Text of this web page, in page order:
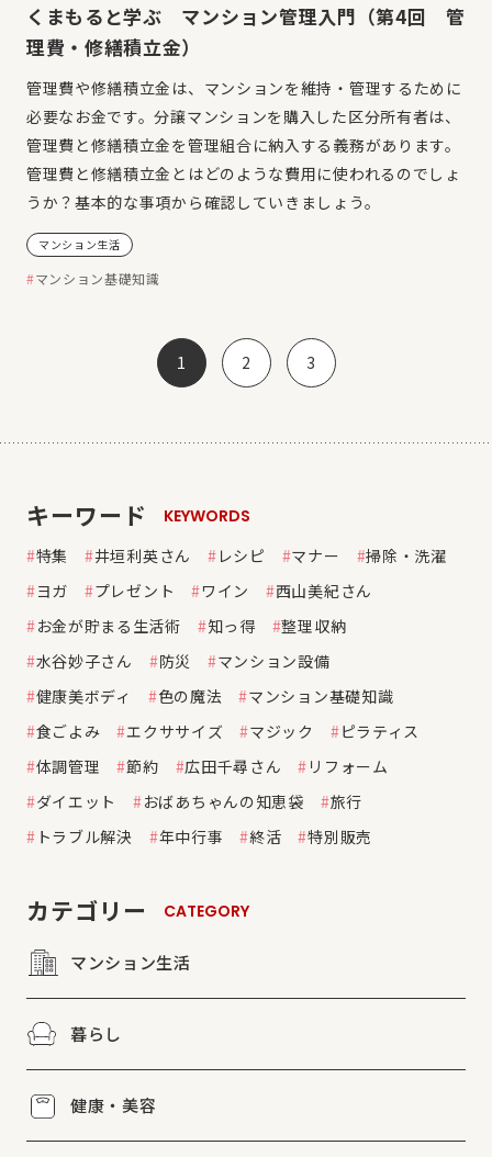
くまもると学ぶ マンション管理入門（第4回 管
理費・修繕積立金）
管理費や修繕積立金は、マンションを維持・管理するために
必要なお金です。分譲マンションを購入した区分所有者は、
管理費と修繕積立金を管理組合に納入する義務があります。
管理費と修繕積立金とはどのような費用に使われるのでしょ
うか？基本的な事項から確認していきましょう。
マンション生活
マンション基礎知識
1 2 3
キーワード
KEYWORDS
特集
井垣利英さん レシピ マナー
掃除・洗濯
ヨガ
プレゼント ワイン
西山美紀さん
お金が貯まる生活術
知っ得
整理収納
水谷妙子さん
防災
マンション設備
健康美ボディ
色の魔法
マンション基礎知識
食ごよみ
エクササイズ マジック
ピラティス
体調管理
節約 広田千尋さん
リフォーム
ダイエット
おばあちゃんの知恵袋
旅行
トラブル解決
年中行事 終活 特別販売
カテゴリー CATEGORY
マンション生活
暮らし
健康・美容